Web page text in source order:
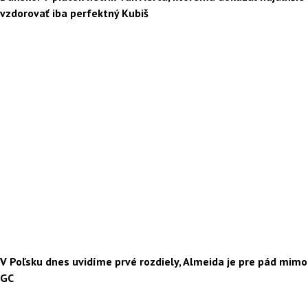
vzdorovať iba perfektný Kubiš
V Poľsku dnes uvidíme prvé rozdiely, Almeida je pre pád mimo
GC